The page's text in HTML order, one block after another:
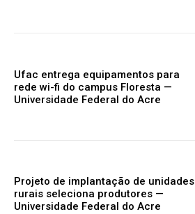
Ufac entrega equipamentos para
rede wi-fi do campus Floresta —
Universidade Federal do Acre
Projeto de implantação de unidades
rurais seleciona produtores —
Universidade Federal do Acre